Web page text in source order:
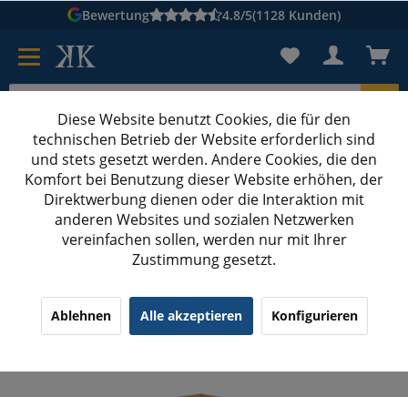
Bewertung 4.8/5(1128 Kunden)
Karton suchen
Kartons bedruckenKartons nach Maß
Felgenkartons
660x660x100-300 mm Reifenkartons 15-19 Zoll
(35)4.63/5.00
Diese Website benutzt Cookies, die für den
technischen Betrieb der Website erforderlich sind
und stets gesetzt werden. Andere Cookies, die den
Komfort bei Benutzung dieser Website erhöhen, der
Direktwerbung dienen oder die Interaktion mit
anderen Websites und sozialen Netzwerken
vereinfachen sollen, werden nur mit Ihrer
Zustimmung gesetzt.
Ablehnen Alle akzeptieren Konfigurieren